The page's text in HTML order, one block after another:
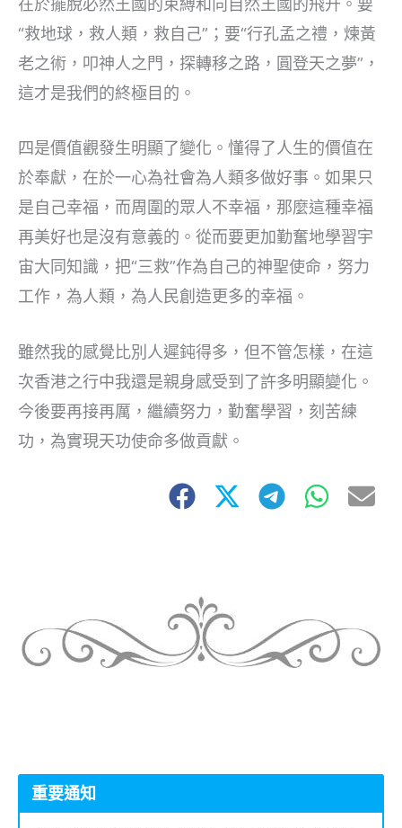
“救地球，救人類，救自己”；要“行孔孟之禮，煉黃
老之術，叩神人之門，探轉移之路，圓登天之夢”，
這才是我們的終極目的。
四是價值觀發生明顯了變化。懂得了人生的價值在
於奉獻，在於一心為社會為人類多做好事。如果只
是自己幸福，而周圍的眾人不幸福，那麼這種幸福
再美好也是沒有意義的。從而要更加勤奮地學習宇
宙大同知識，把“三救”作為自己的神聖使命，努力
工作，為人類，為人民創造更多的幸福。
雖然我的感覺比別人遲鈍得多，但不管怎樣，在這
次香港之行中我還是親身感受到了許多明顯變化。
今後要再接再厲，繼續努力，勤奮學習，刻苦練
功，為實現天功使命多做貢獻。
重要通知